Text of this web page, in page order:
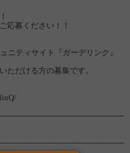
応募ください！！
ニティサイト『ガーデリンク』
ただける方の募集です。